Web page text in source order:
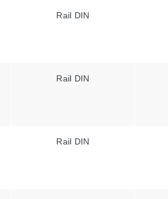
Rail DIN
Rail DIN
Rail DIN